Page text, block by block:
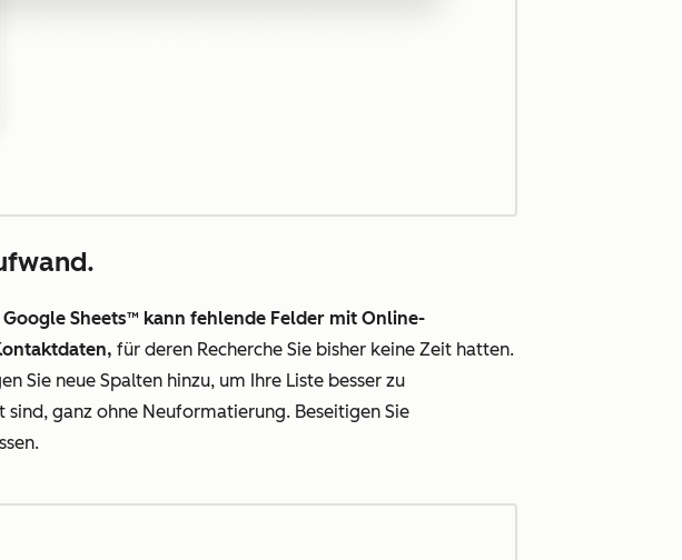
Sheets™ kann fehlende Felder mit Online-
für deren Recherche Sie bisher keine Zeit hatten.
Sie neue Spalten hinzu, um Ihre Liste besser zu
ganz ohne Neuformatierung. Beseitigen Sie